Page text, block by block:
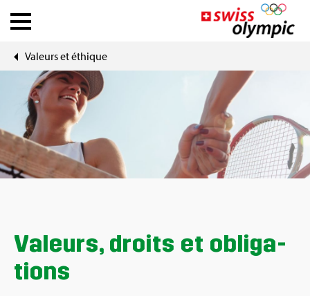
Fédé­ra­tions
Ath­lete Hub
À pro­pos de Swiss Olym­pic
Valeurs et éthique
Valeurs, droits et obli­ga­
tions